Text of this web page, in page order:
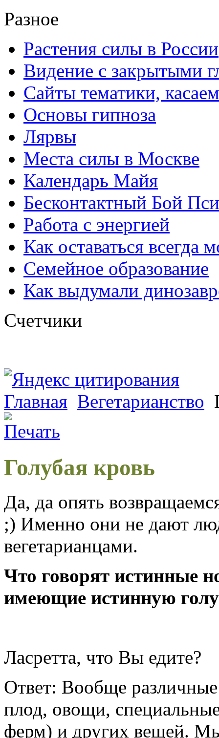
Разное
Растения силы в России
Видение с закрытыми
Сайты тематики,
Основы гипноза
Лярвы
Места силы в Москве
Календарь Майя
Бесконтактный Бой
Работа с энергией
Как оставаться всегда
Семейное образование
Как выдумали
Счетчики
Главная Вегетарианство
Голубая кровь
Да, да опять
;) Именно они не дают
вегетарианцами.
Что говорят истинные
имеющие истинную
Ласретта, что Вы едите?
Ответ: Вообще
плод, овощи,
ферм) и других вещей.